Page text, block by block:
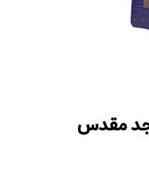
مقدس